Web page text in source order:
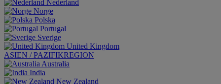
Nederland
Norge
Polska
Portugal
Sverige
United Kingdom
ASIEN / PAZIFIKREGION
Australia
India
New Zealand